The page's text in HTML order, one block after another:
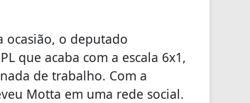
ocasião, o deputado
que acaba com a escala 6x1,
de trabalho. Com a
Motta em uma rede social.